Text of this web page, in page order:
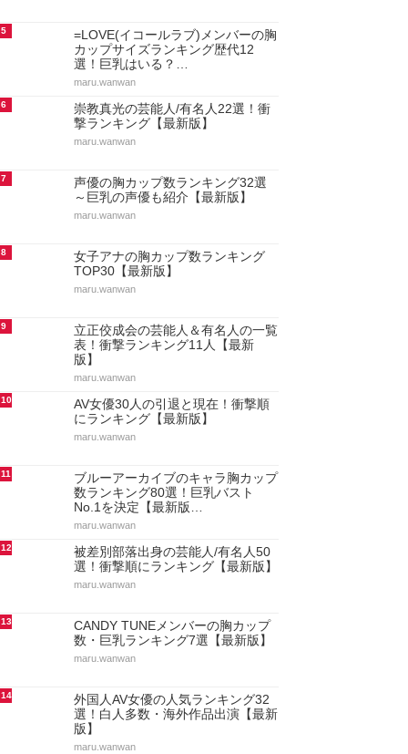
5
=LOVE(イコールラブ)メンバーの胸
カップサイズランキング歴代12
選！巨乳はいる？…
maru.wanwan
6
崇教真光の芸能人/有名人22選！衝
撃ランキング【最新版】
maru.wanwan
7
声優の胸カップ数ランキング32選
～巨乳の声優も紹介【最新版】
maru.wanwan
8
女子アナの胸カップ数ランキング
TOP30【最新版】
maru.wanwan
9
立正佼成会の芸能人＆有名人の一覧
表！衝撃ランキング11人【最新
版】
maru.wanwan
10
AV女優30人の引退と現在！衝撃順
にランキング【最新版】
maru.wanwan
11
ブルーアーカイブのキャラ胸カップ
数ランキング80選！巨乳バスト
No.1を決定【最新版…
maru.wanwan
12
被差別部落出身の芸能人/有名人50
選！衝撃順にランキング【最新版】
maru.wanwan
13
CANDY TUNEメンバーの胸カップ
数・巨乳ランキング7選【最新版】
maru.wanwan
14
外国人AV女優の人気ランキング32
選！白人多数・海外作品出演【最新
版】
maru.wanwan